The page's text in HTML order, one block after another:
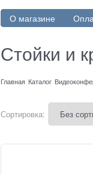
О магазине
Стойки и
Главная Каталог
Сортировка: